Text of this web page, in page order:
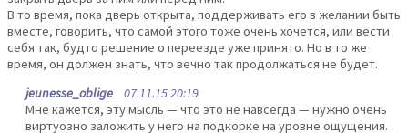
В то время, пока дверь открыта, поддерживать его в желании быть
вместе, говорить, что самой этого тоже очень хочется, или вести
себя так, будто решение о переезде уже принято. Но в то же
время, он должен знать, что вечно так продолжаться не будет.
jeunesse_oblige 07.11.15 20:19
Мне кажется, эту мысль — что это не навсегда — нужно очень
виртуозно заложить у него на подкорке на уровне ощущения.